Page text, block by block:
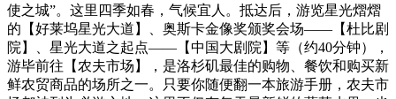
使之城”。这里四季如春，气候宜人。抵达后，游览星光熠熠
的【好莱坞星光大道】、奥斯卡金像奖颁奖会场——【杜比剧
院】、星光大道之起点——【中国大剧院】等（约40分钟），
游毕前往【农夫市场】，是洛杉矶最佳的购物、餐饮和购买新
鲜农贸商品的场所之一。只要你随便翻一本旅游手册，农夫市